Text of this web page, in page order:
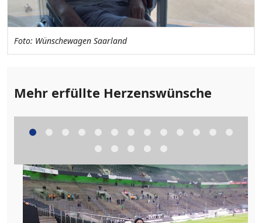
Foto: Wünschewagen Saarland
Foto: Wünschewagen Saarland
Foto: Wünschewagen Saarland
Mehr erfüllte Herzenswünsche